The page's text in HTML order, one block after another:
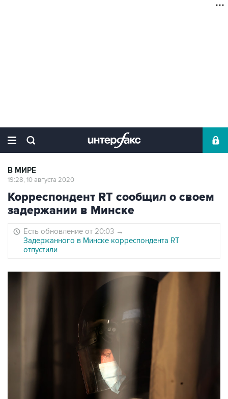
В МИРЕ
19:28, 10 августа 2020
Корреспондент RT сообщил о своем
задержании в Минске
Есть обновление от 20:03 →
Задержанного в Минске корреспондента RT
отпустили